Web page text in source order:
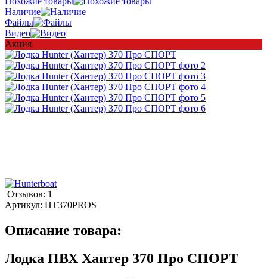
Наличие
Файлы
Видео
Акция
Отзывов: 1
Артикул: HT370PROS
Описание товара:
Лодка ПВХ Хантер 370 Про СПОРТ